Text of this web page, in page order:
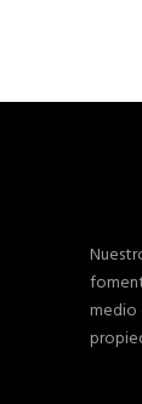
medio